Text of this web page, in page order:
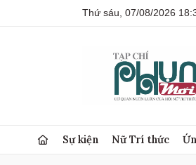
Thứ sáu, 07/08/2026
Sự kiện Nữ Trí thức